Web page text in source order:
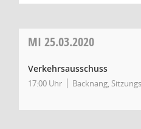
MI 25.03.2020
Verkehrsausschuss
17:00 Uhr Backnang,